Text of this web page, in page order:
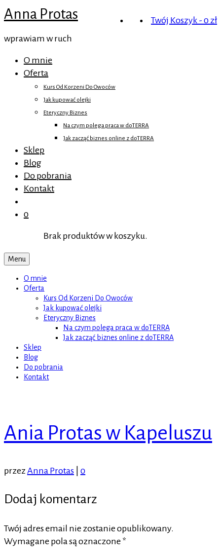
Twój Koszyk - 0 zł
Anna Protas
wprawiam w ruch
O mnie
Oferta
Kurs Od Korzeni Do Owoców
Jak kupować olejki
Eteryczny Biznes
Na czym polega praca w doTERRA
Jak zacząć biznes online z doTERRA
Sklep
Blog
Do pobrania
Kontakt
0
Brak produktów w koszyku.
Menu
O mnie
Oferta
Kurs Od Korzeni Do Owoców
Jak kupować olejki
Eteryczny Biznes
Na czym polega praca w doTERRA
Jak zacząć biznes online z doTERRA
Sklep
Blog
Do pobrania
Kontakt
Ania Protas w Kapeluszu
przez Anna Protas 0
Dodaj komentarz
Twój adres email nie zostanie opublikowany.
Wymagane pola są oznaczone *